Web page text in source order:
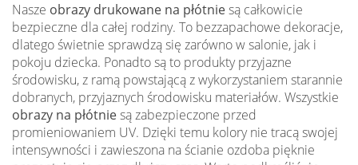
Nasze obrazy drukowane na płótniesą całkowicie
bezpieczne dla całej rodziny. To bezzapachowe dekoracje,
dlatego świetnie sprawdzą się zarówno w salonie, jak i
pokoju dziecka. Ponadto są to produkty przyjazne
środowisku, z ramą powstającą z wykorzystaniem starannie
dobranych, przyjaznych środowisku materiałów. Wszystkie
obrazy na płótniesą zabezpieczone przed
promieniowaniem UV. Dzięki temu kolory nie tracą swojej
intensywności i zawieszona na ścianie ozdoba pięknie